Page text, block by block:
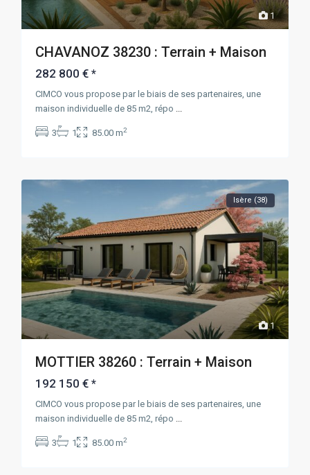
1
CHAVANOZ 38230 : Terrain + Maison
282 800 €*
CIMCO vous propose par le biais de ses partenaires, une
maison individuelle de 85 m2, répo
3 1 85.00 m2
1
Isère (38)
MOTTIER 38260 : Terrain + Maison
192 150 €*
CIMCO vous propose par le biais de ses partenaires, une
maison individuelle de 85 m2, répo
3 1 85.00 m2